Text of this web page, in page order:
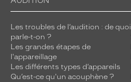
Les troubles de l’audition : de quoi
parle-t-on ?
Les grandes étapes de
l'appareillage
Les différents types d’appareils
Qu’est-ce qu'un acouphène ?